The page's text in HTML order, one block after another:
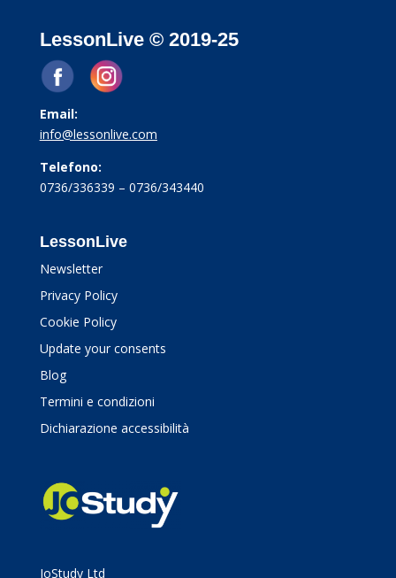
LessonLive © 2019-25
Email:
info@lessonlive.com
Telefono:
0736/336339 – 0736/343440
LessonLive
Newsletter
Privacy Policy
Cookie Policy
Update your consents
Blog
Termini e condizioni
Dichiarazione accessibilità
JoStudy Ltd